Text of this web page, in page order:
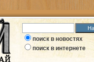
поиск в новостях
поиск в интернете